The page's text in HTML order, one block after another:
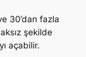
30’dan fazla
şekilde
açabilir.